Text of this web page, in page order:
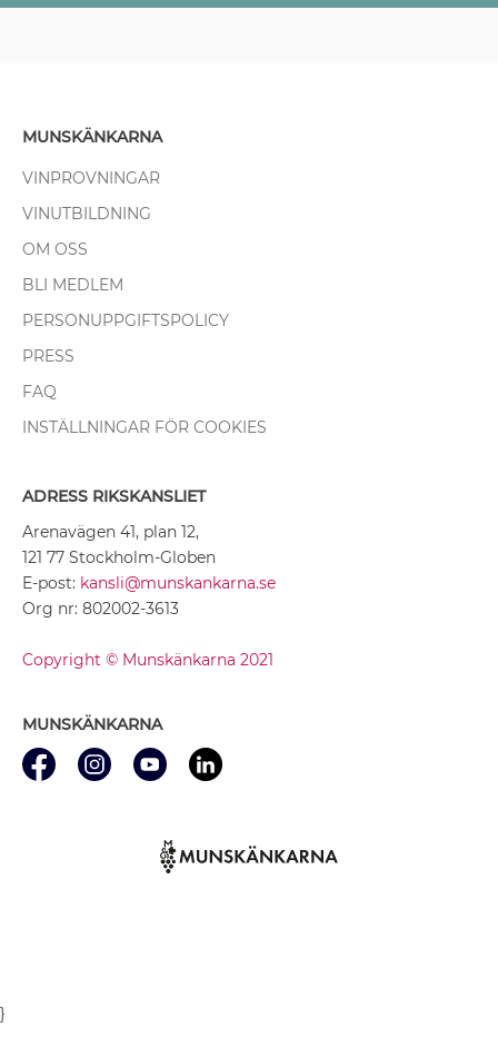
MUNSKÄNKARNA
VINPROVNINGAR
VINUTBILDNING
OM OSS
BLI MEDLEM
PERSONUPPGIFTSPOLICY
PRESS
FAQ
INSTÄLLNINGAR FÖR COOKIES
ADRESS RIKSKANSLIET
Arenavägen 41, plan 12,
121 77 Stockholm-Globen
E-post: kansli@munskankarna.se
Org nr: 802002-3613
Copyright © Munskänkarna 2021
MUNSKÄNKARNA
}